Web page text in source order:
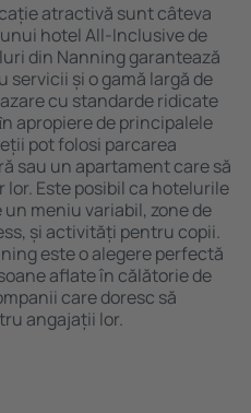
atractivă sunt câteva
hotel All-Inclusive de
din Nanning garantează
și o gamă largă de
cu standarde ridicate
apropiere de principalele
pot folosi parcarea
sau un apartament care să
Este posibil ca hotelurile
meniu variabil, zone de
și activități pentru copii.
este o alegere perfectă
aflate în călătorie de
care doresc să
angajații lor.